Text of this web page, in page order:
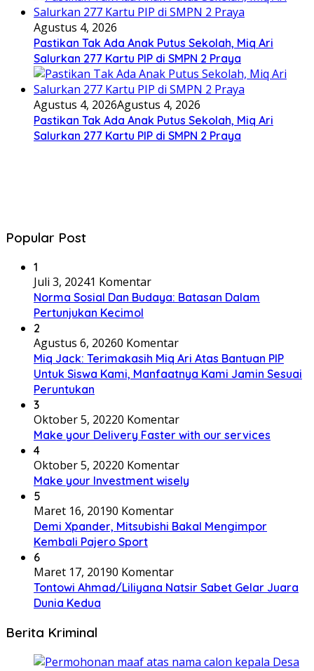
Agustus 4, 2026
Pastikan Tak Ada Anak Putus Sekolah, Miq Ari
Salurkan 277 Kartu PIP di SMPN 2 Praya
Agustus 4, 2026Agustus 4, 2026
Pastikan Tak Ada Anak Putus Sekolah, Miq Ari
Salurkan 277 Kartu PIP di SMPN 2 Praya
Popular Post
1
Juli 3, 20241 Komentar
Norma Sosial Dan Budaya: Batasan Dalam
Pertunjukan Kecimol
2
Agustus 6, 20260 Komentar
Miq Jack: Terimakasih Miq Ari Atas Bantuan PIP
Untuk Siswa Kami, Manfaatnya Kami Jamin Sesuai
Peruntukan
3
Oktober 5, 20220 Komentar
Make your Delivery Faster with our services
4
Oktober 5, 20220 Komentar
Make your Investment wisely
5
Maret 16, 20190 Komentar
Demi Xpander, Mitsubishi Bakal Mengimpor
Kembali Pajero Sport
6
Maret 17, 20190 Komentar
Tontowi Ahmad/Liliyana Natsir Sabet Gelar Juara
Dunia Kedua
Berita Kriminal